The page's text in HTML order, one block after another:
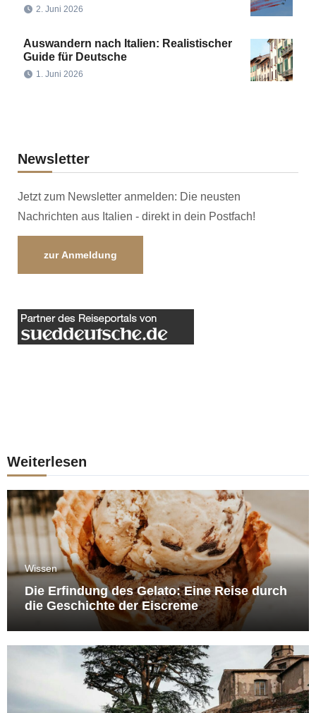
2. Juni 2026
Auswandern nach Italien: Realistischer
Guide für Deutsche
1. Juni 2026
Newsletter
Jetzt zum Newsletter anmelden: Die neusten
Nachrichten aus Italien - direkt in dein Postfach!
zur Anmeldung
Weiterlesen
Wissen
Die Erfindung des Gelato: Eine Reise durch
die Geschichte der Eiscreme